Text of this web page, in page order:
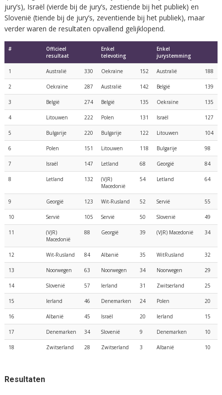
jury’s), Israël (vierde bij de jury’s, zestiende bij het publiek) en
Slovenië (tiende bij de jury’s, zeventiende bij het publiek), maar
verder waren de resultaten opvallend gelijklopend.
#
Officieel
resultaat
Enkel
televoting
Enkel
jurystemming
1 Australië 330 Oekraïne 152 Australië 188
2 Oekraïne 287 Australië 142 België 139
3 België 274 België 135 Oekraïne 135
4 Litouwen 222 Polen 131 Israël 127
5 Bulgarije 220 Bulgarije 122 Litouwen 104
6 Polen 151 Litouwen 118 Bulgarije 98
7 Israël 147 Letland 68 Georgië 84
8 Letland 132
(VJR)
Macedonië
54 Letland 64
9 Georgië 123 Wit-Rusland 52 Servië 55
10 Servië 105 Servië 50 Slovenië 49
11
(VJR)
Macedonië
88 Georgië 39 (VJR) Macedonië 34
12 Wit-Rusland 84 Albanië 35 WitRusland 32
13 Noorwegen 63 Noorwegen 34 Noorwegen 29
14 Slovenië 57 Ierland 31 Zwitserland 25
15 Ierland 46 Denemarken 24 Polen 20
16 Albanië 45 Israël 20 Ierland 15
17 Denemarken 34 Slovenië 9 Denemarken 10
18 Zwitserland 28 Zwitserland 3 Albanië 10
Resultaten